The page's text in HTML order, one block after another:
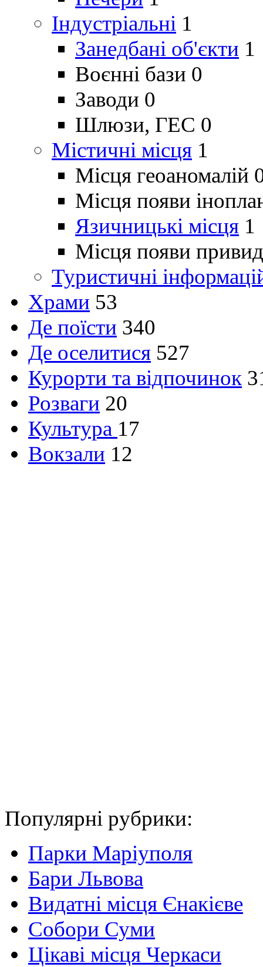
Індустріальні 1
Занедбані об'єкти 1
Воєнні бази 0
Заводи 0
Шлюзи, ГЕС 0
Містичні місця 1
Місця геоаномалій
Місця появи
Язичницькі місця 1
Місця появи
Туристичні
Храми 53
Де поїсти 340
Де оселитися 527
Курорти та відпочинок
Розваги 20
Культура 17
Вокзали 12
Популярні рубрики:
Парки Маріуполя
Бари Львова
Видатні місця Єнакієве
Собори Суми
Цікаві місця Черкаси